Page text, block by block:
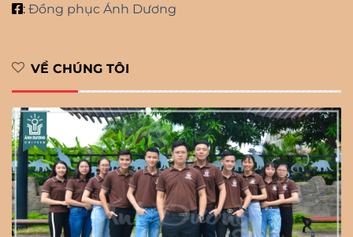
: Đồng phục Ánh Dương
VỀ CHÚNG TÔI